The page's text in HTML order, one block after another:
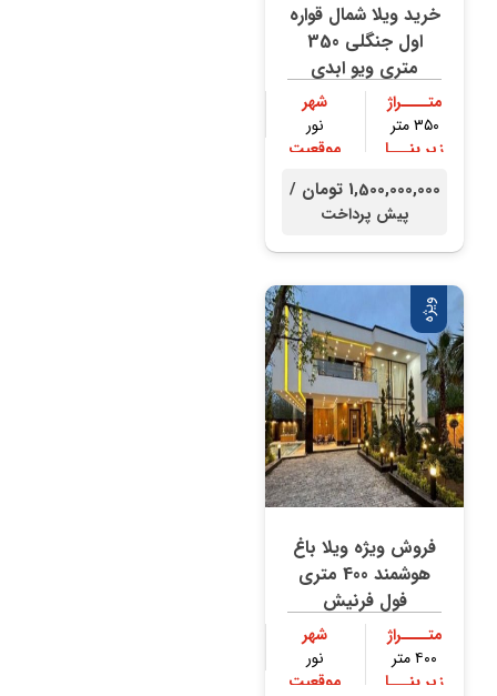
خرید ویلا شمال قواره
اول جنگلی 350
متری ویو ابدی
متــــراژ
۳۵۰ متر
شهر
نور
زیر بنـــا
موقعیت
1,500,000,000 تومان /
پیش پرداخت
ویژه
فروش ویژه ویلا باغ
هوشمند 400 متری
فول فرنیش
متــــراژ
۴۰۰ متر
شهر
نور
زیر بنـــا
موقعیت